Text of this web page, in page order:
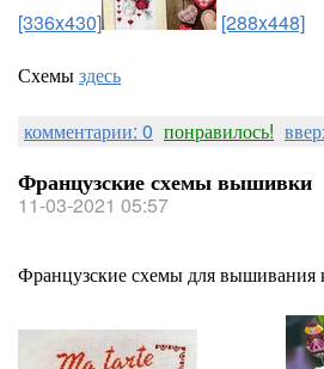
[336x430]
[288x448]
Схемыздесь
комментарии: 0 понравилось!
Французские схемы вышивки
11-03-2021 05:57
Французские схемы для вышивания